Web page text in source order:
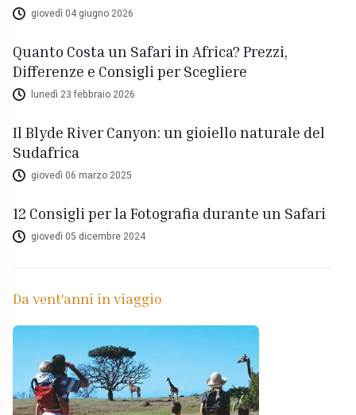
giovedì 04 giugno 2026
Quanto Costa un Safari in Africa? Prezzi,
Differenze e Consigli per Scegliere
lunedì 23 febbraio 2026
Il Blyde River Canyon: un gioiello naturale del
Sudafrica
giovedì 06 marzo 2025
12 Consigli per la Fotografia durante un Safari
giovedì 05 dicembre 2024
Da vent'anni in viaggio